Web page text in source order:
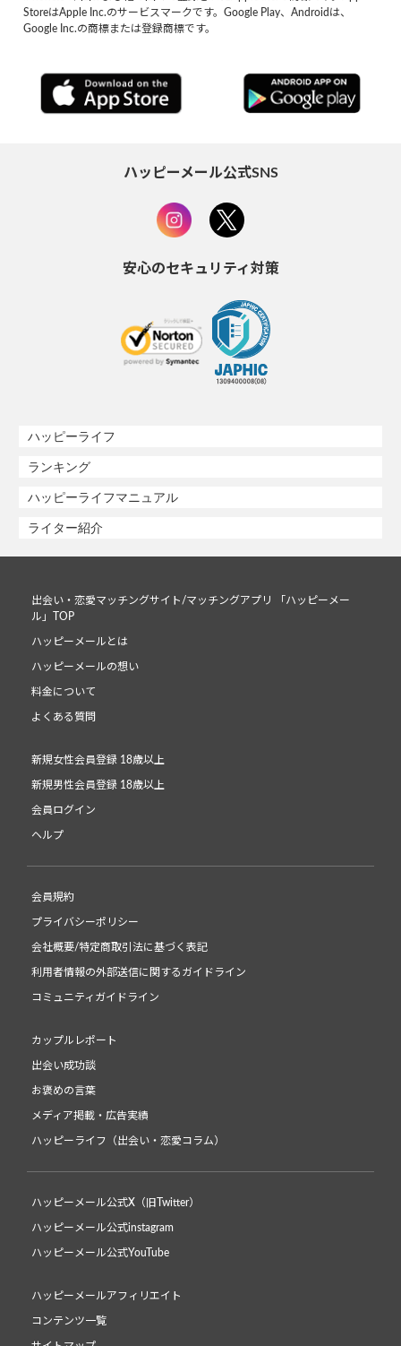
StoreはApple Inc.のサービスマークです。Google Play、Androidは、
Google Inc.の商標または登録商標です。
ハッピーメール公式SNS
安心のセキュリティ対策
ハッピーライフ
ランキング
ハッピーライフマニュアル
ライター紹介
出会い・恋愛マッチングサイト/マッチングアプリ 「ハッピーメー
ル」TOP
ハッピーメールとは
ハッピーメールの想い
料金について
よくある質問
新規女性会員登録 18歳以上
新規男性会員登録 18歳以上
会員ログイン
ヘルプ
会員規約
プライバシーポリシー
会社概要/特定商取引法に基づく表記
利用者情報の外部送信に関するガイドライン
コミュニティガイドライン
カップルレポート
出会い成功談
お褒めの言葉
メディア掲載・広告実績
ハッピーライフ（出会い・恋愛コラム）
ハッピーメール公式X（旧Twitter）
ハッピーメール公式instagram
ハッピーメール公式YouTube
ハッピーメールアフィリエイト
コンテンツ一覧